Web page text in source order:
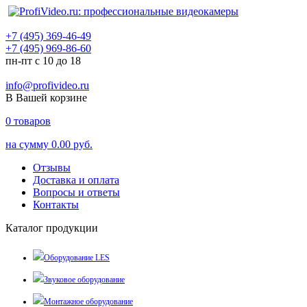
+7 (495) 369-46-49
+7 (495) 969-86-60
пн-пт с 10 до 18
info@profivideo.ru
В Вашей корзине
0 товаров
на сумму 0.00 руб.
Отзывы
Доставка и оплата
Вопросы и ответы
Контакты
Каталог продукции
Оборудование LES
Звуковое оборудование
Монтажное оборудование